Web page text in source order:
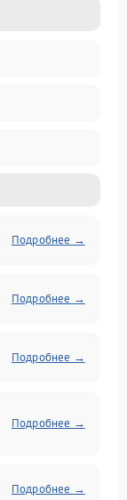
Подробнее →
Подробнее →
Подробнее →
Подробнее →
Подробнее →